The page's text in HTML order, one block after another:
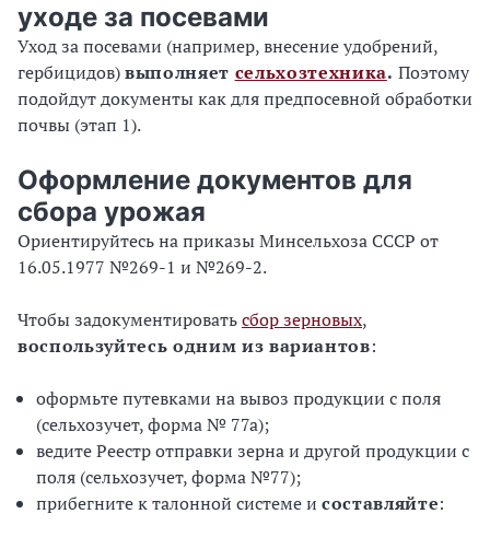
уходе за посевами
Уход за посевами (например, внесение удобрений,
гербицидов)выполняет сельхозтехника. Поэтому
подойдут документы как для предпосевной обработки
почвы (этап 1).
Оформление документов для
сбора урожая
Ориентируйтесь на приказы Минсельхоза СССР от
16.05.1977 №269-1 и №269-2.
Чтобы задокументироватьсбор зерновых,
воспользуйтесь одним из вариантов:
оформьте путевками на вывоз продукции с поля
(сельхозучет, форма № 77а);
ведите Реестр отправки зерна и другой продукции с
поля (сельхозучет, форма №77);
прибегните к талонной системе и составляйте: